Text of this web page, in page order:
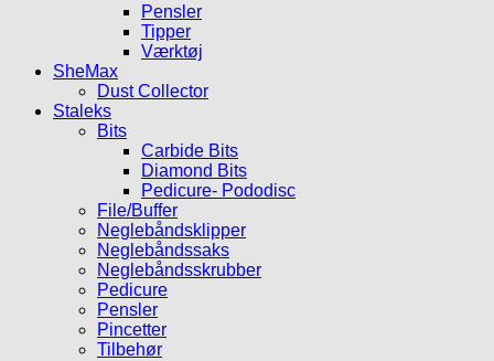
Pensler
Tipper
Værktøj
SheMax
Dust Collector
Staleks
Bits
Carbide Bits
Diamond Bits
Pedicure- Pododisc
File/Buffer
Neglebåndsklipper
Neglebåndssaks
Neglebåndsskrubber
Pedicure
Pensler
Pincetter
Tilbehør